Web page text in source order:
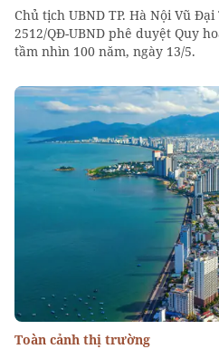
Chủ tịch UBND TP. Hà Nội Vũ
2512/QĐ-UBND phê duyệt Quy
tầm nhìn 100 năm, ngày 13/5.
Toàn cảnh thị trường